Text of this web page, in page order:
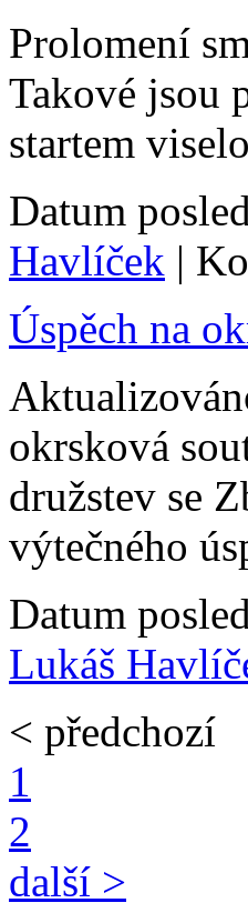
Prolomení
Takové jsou
startem
Datum
Havlíček |
Úspěch na
okrsková
družstev se
výtečného
Datum
Lukáš
< předchozí
1
2
další >